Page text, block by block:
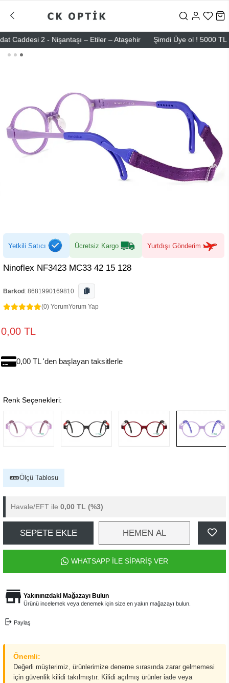
2 - Nişantaşı – Etiler – Ataşehir Şimdi Üye ol ! 5000 TL
Yetkili Satıcı Ücretsiz Kargo Yurtdışı Gönderim
Ninoflex NF3423 MC33 42 15 128
Barkod : 8681990169810
(0) YorumYorum Yap
0,00 TL
0,00 TL 'den başlayan taksitlerle
Renk Seçenekleri:
Ölçü Tablosu
Havale/EFT ile 0,00 TL (%3)
SEPETE EKLE HEMEN AL
WHATSAPP İLE SİPARİŞ VER
Yakınınızdaki Mağazayı Bulun
Ürünü incelemek veya denemek için size en yakın mağazayı bulun.
Paylaş
Önemli:
Değerli müşterimiz, ürünlerimize deneme sırasında zarar gelmemesi
için güvenlik kilidi takılmıştır. Kilidi açılmış ürünler iade veya